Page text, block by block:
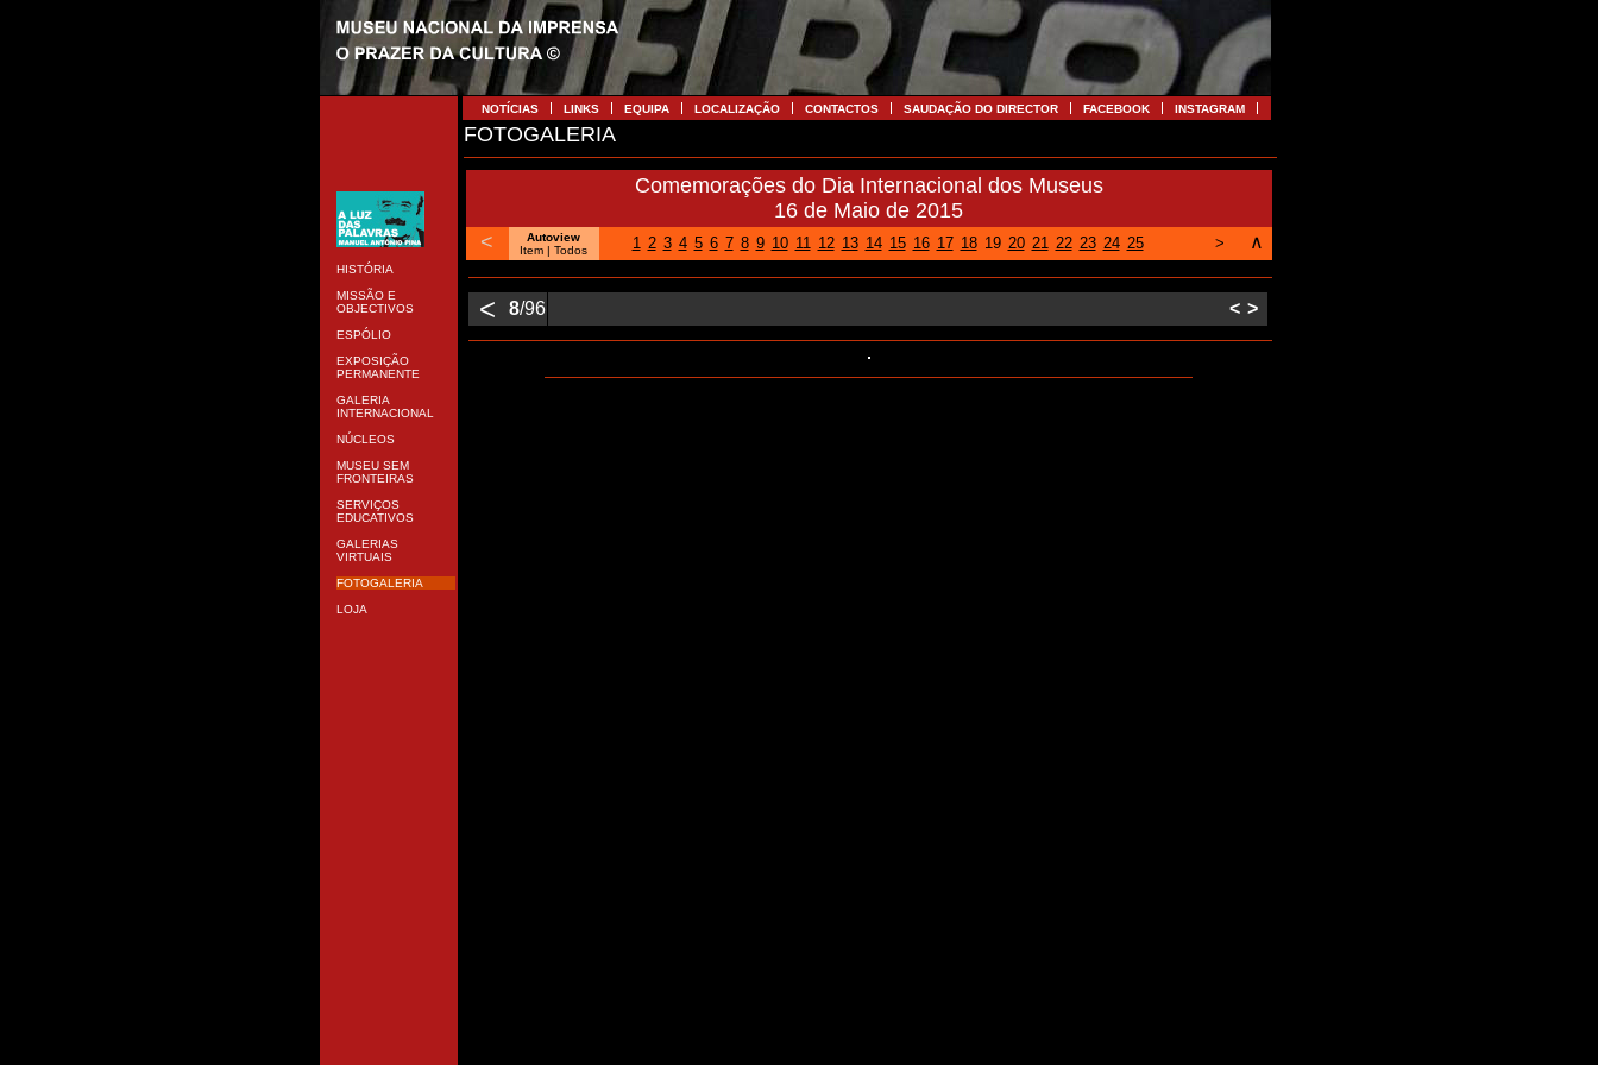
HISTÓRIA
MISSÃO E
OBJECTIVOS
ESPÓLIO
EXPOSIÇÃO
PERMANENTE
GALERIA
INTERNACIONAL
NÚCLEOS
MUSEU SEM
FRONTEIRAS
SERVIÇOS
EDUCATIVOS
GALERIAS
VIRTUAIS
FOTOGALERIA
LOJA
NOTÍCIAS LINKS EQUIPA LOCALIZAÇÃO CONTACTOS SAUDAÇÃO DO DIRECTOR FACEBOOK INSTAGRAM
FOTOGALERIA
Comemorações do Dia Internacional dos Museus
16 de Maio de 2015
<
Autoview
Item | Todos 1 2 3 4 5 6 7 8 9 10 11 12 13 14 15 16 17 18 19 20 21 22 23 24 25 > ∧
< 8/96 < >